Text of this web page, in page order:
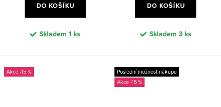
DO KOŠÍKU
Skladem 1 ks
DO KOŠÍKU
Skladem 3 ks
-15 %
Poslední možnost nákupu
-15 %